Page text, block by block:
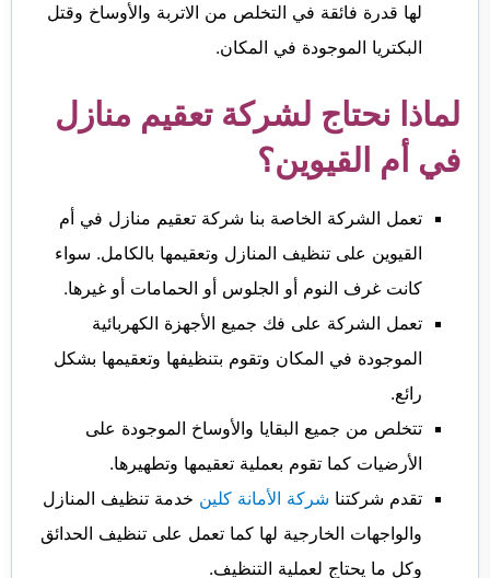
لها قدرة فائقة في التخلص من الاتربة والأوساخ وقتل
البكتريا الموجودة في المكان.
لماذا نحتاج لشركة تعقيم منازل
في أم القيوين؟
تعمل الشركة الخاصة بنا شركة تعقيم منازل في أم
القيوين على تنظيف المنازل وتعقيمها بالكامل. سواء
كانت غرف النوم أو الجلوس أو الحمامات أو غيرها.
تعمل الشركة على فك جميع الأجهزة الكهربائية
الموجودة في المكان وتقوم بتنظيفها وتعقيمها بشكل
رائع.
تتخلص من جميع البقايا والأوساخ الموجودة على
الأرضيات كما تقوم بعملية تعقيمها وتطهيرها.
تقدم شركتنا شركة الأمانة كلين خدمة تنظيف المنازل
والواجهات الخارجية لها كما تعمل على تنظيف الحدائق
وكل ما يحتاج لعملية التنظيف.